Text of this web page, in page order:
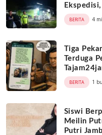
BERITA 4
Tiga
Terduga
Kapolda
BERITA 1
Siswi
Meilin
Putri